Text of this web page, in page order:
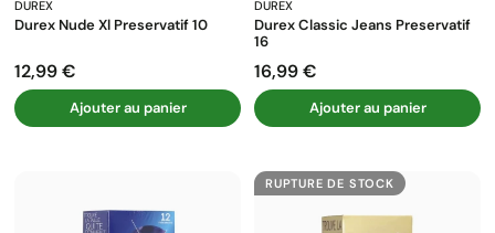
DUREX
Durex Nude Xl Preservatif 10
Prix
12,99 €
Ajouter au panier
DUREX
Durex Classic Jeans Preservatif
16
Prix
16,99 €
Ajouter au panier
RUPTURE DE STOCK